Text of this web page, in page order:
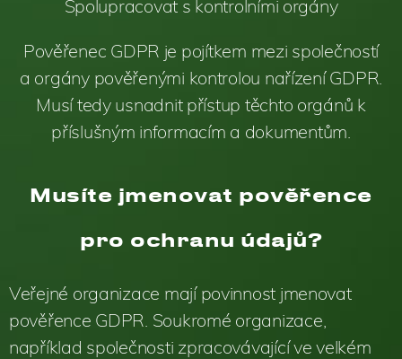
Spolupracovat s kontrolními orgány
Pověřenec GDPR je pojítkem mezi společností
a orgány pověřenými kontrolou nařízení GDPR.
Musí tedy usnadnit přístup těchto orgánů k
příslušným informacím a dokumentům.
Musíte jmenovat pověřence
pro ochranu údajů?
Veřejné organizace mají povinnost jmenovat
pověřence GDPR. Soukromé organizace,
například společnosti zpracovávající ve velkém